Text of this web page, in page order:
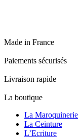
être
choisies
produit
Made in France
Paiements sécurisés
Livraison rapide
La boutique
La Maroquinerie
La Ceinture
L’Ecriture